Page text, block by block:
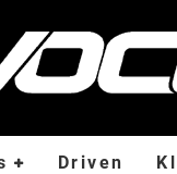
Driven